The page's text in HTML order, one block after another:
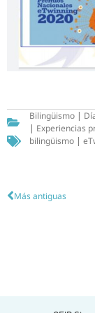
Bilingüismo |
| Experiencias
bilingüismo |
Más antiguas